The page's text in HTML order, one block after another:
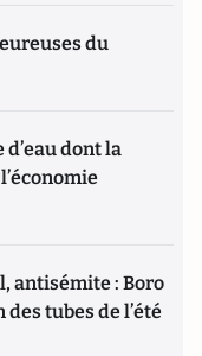
du
d’eau dont la
antisémite : Boro
des tubes de l’été